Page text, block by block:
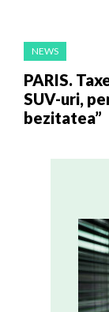
NEWS
PARIS.
SUV-uri,
bezitatea”